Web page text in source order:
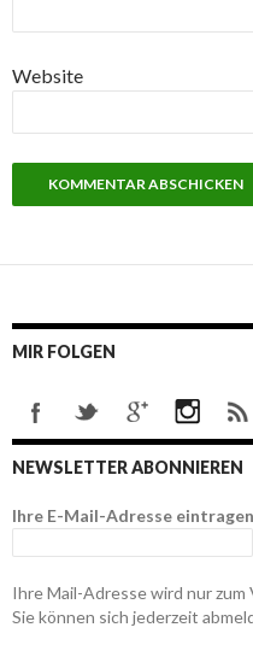
Website
MIR FOLGEN
NEWSLETTER ABONNIEREN
Ihre E-Mail-Adresse eintragen
Ihre Mail-Adresse wird nur
Sie können sich jederzeit